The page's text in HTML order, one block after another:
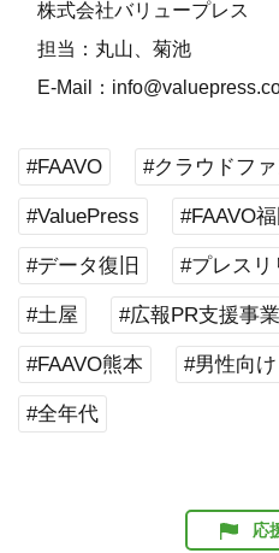
株式会社バリュープレス
担当：丸山、菊池
E-Mail：
#FAAVO #クラウドフ
#ValuePress #FAAVO
#データ復旧 #プレスリ
#土屋 #広報PR支援事業
#FAAVO熊本 #男性向け
#全年代
応